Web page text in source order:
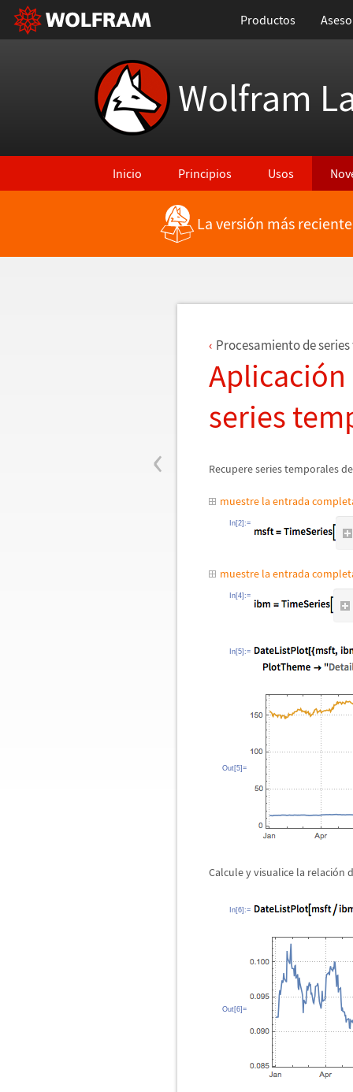
Productos
Wolfram
Inicio Principios Usos
Regresar a Características más recientes
La versión más
‹
Procesamiento de
Aplicació
series
Recupere series temporales
muestre la entrada
In[2]:=
muestre la entrada
In[4]:=
In[5]:=
Out[5]=
Calcule y visualice la relación
In[6]:=
Out[6]=